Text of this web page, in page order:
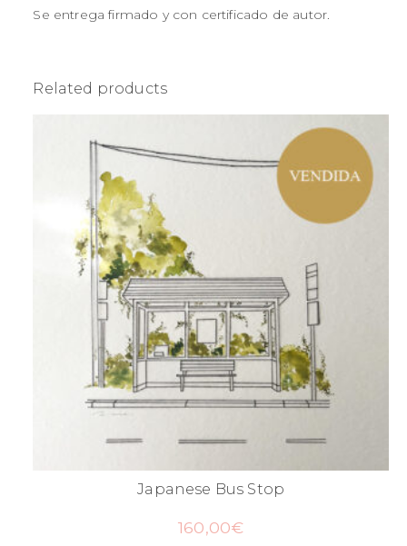
Se entrega firmado y con certificado de autor.
Related products
Japanese Bus Stop
160,00€